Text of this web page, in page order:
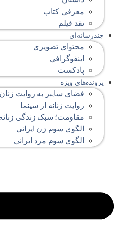
معرفی کتاب
نقد فیلم
چندرسانه‌ای
محتوای تصویری
اینفوگرافی
پادکست
پرونده‌های ویژه
فضای سایبر به روایت زنان
روایت زنانه از سینما
مقاومت؛ سبک زندگی زنانه
الگوی سوم زن ایرانی
الگوی سوم مرد ایرانی